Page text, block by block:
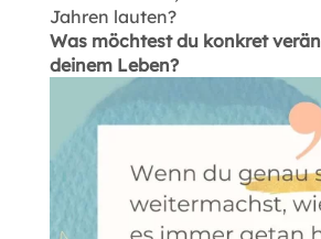
Jahren lauten?
Was möchtest du konkret
deinem Leben?